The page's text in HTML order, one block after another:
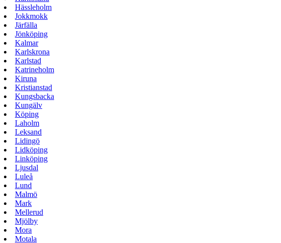
Hässleholm
Jokkmokk
Järfälla
Jönköping
Kalmar
Karlskrona
Karlstad
Katrineholm
Kiruna
Kristianstad
Kungsbacka
Kungälv
Köping
Laholm
Leksand
Lidingö
Lidköping
Linköping
Ljusdal
Luleå
Lund
Malmö
Mark
Mellerud
Mjölby
Mora
Motala